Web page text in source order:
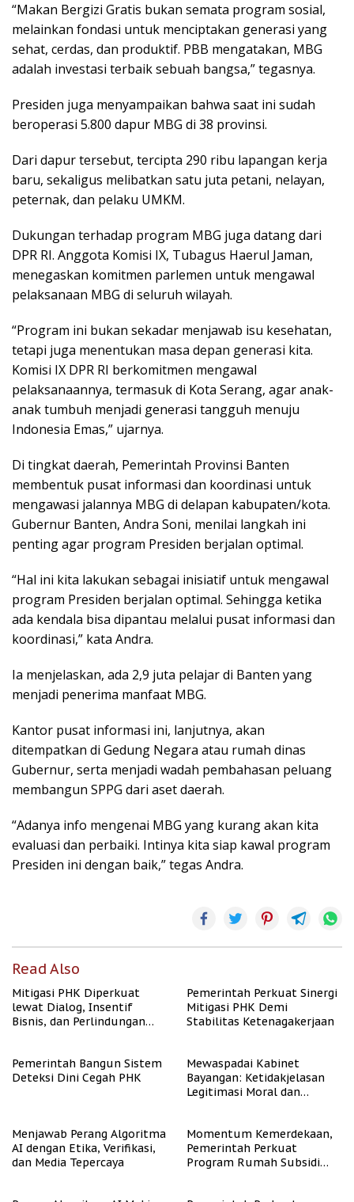
“Makan Bergizi Gratis bukan semata program sosial,
melainkan fondasi untuk menciptakan generasi yang
sehat, cerdas, dan produktif. PBB mengatakan, MBG
adalah investasi terbaik sebuah bangsa,” tegasnya.
Presiden juga menyampaikan bahwa saat ini sudah
beroperasi 5.800 dapur MBG di 38 provinsi.
Dari dapur tersebut, tercipta 290 ribu lapangan kerja
baru, sekaligus melibatkan satu juta petani, nelayan,
peternak, dan pelaku UMKM.
Dukungan terhadap program MBG juga datang dari
DPR RI. Anggota Komisi IX, Tubagus Haerul Jaman,
menegaskan komitmen parlemen untuk mengawal
pelaksanaan MBG di seluruh wilayah.
“Program ini bukan sekadar menjawab isu kesehatan,
tetapi juga menentukan masa depan generasi kita.
Komisi IX DPR RI berkomitmen mengawal
pelaksanaannya, termasuk di Kota Serang, agar anak-
anak tumbuh menjadi generasi tangguh menuju
Indonesia Emas,” ujarnya.
Di tingkat daerah, Pemerintah Provinsi Banten
membentuk pusat informasi dan koordinasi untuk
mengawasi jalannya MBG di delapan kabupaten/kota.
Gubernur Banten, Andra Soni, menilai langkah ini
penting agar program Presiden berjalan optimal.
“Hal ini kita lakukan sebagai inisiatif untuk mengawal
program Presiden berjalan optimal. Sehingga ketika
ada kendala bisa dipantau melalui pusat informasi dan
koordinasi,” kata Andra.
Ia menjelaskan, ada 2,9 juta pelajar di Banten yang
menjadi penerima manfaat MBG.
Kantor pusat informasi ini, lanjutnya, akan
ditempatkan di Gedung Negara atau rumah dinas
Gubernur, serta menjadi wadah pembahasan peluang
membangun SPPG dari aset daerah.
“Adanya info mengenai MBG yang kurang akan kita
evaluasi dan perbaiki. Intinya kita siap kawal program
Presiden ini dengan baik,” tegas Andra.
Read Also
Mitigasi PHK Diperkuat
lewat Dialog, Insentif
Bisnis, dan Perlindungan
Pemerintah Perkuat Sinergi
Mitigasi PHK Demi
Stabilitas Ketenagakerjaan
Pemerintah Bangun Sistem
Deteksi Dini Cegah PHK
Mewaspadai Kabinet
Bayangan: Ketidakjelasan
Legitimasi Moral dan
Menjawab Perang Algoritma
AI dengan Etika, Verifikasi,
dan Media Tepercaya
Momentum Kemerdekaan,
Pemerintah Perkuat
Program Rumah Subsidi